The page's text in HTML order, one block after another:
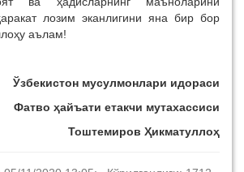
лозим эканлигини яна бир бор
аълам!
Ўзбекистон мусулмонлари идораси
Фатво ҳайъати етакчи мутахассиси
Тоштемиров Ҳикматуллоҳ